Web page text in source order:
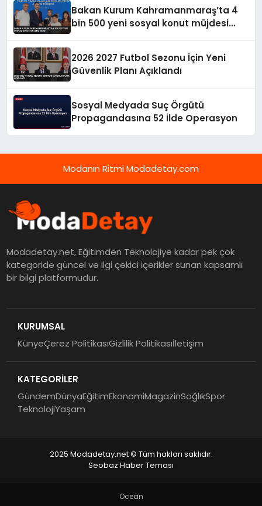
Bakan Kurum Kahramanmaraş’ta 4
bin 500 yeni sosyal konut müjdesi
2026 2027 Futbol Sezonu İçin Yeni
Güvenlik Planı Açıklandı
Sosyal Medyada Suç Örgütü
Propagandasına 52 İlde Operasyon
Modanın Ritmi Modadetay.com
Modadetay.net, Eğitimden Teknolojiye kadar pek çok
kategoride güncel ve ilgi çekici içerikler sunan kapsamlı
bir bilgi platformudur.
KURUMSAL
KünyeÇerez PolitikasıGizlilik Politikasıİletişim
KATEGORİLER
GündemDünyaEğitimEkonomiMagazinSağlıkSpor
TeknolojiYaşam
2025 Modadetay.net © Tüm hakları saklıdır.
Seobaz Haber Teması
Ocean